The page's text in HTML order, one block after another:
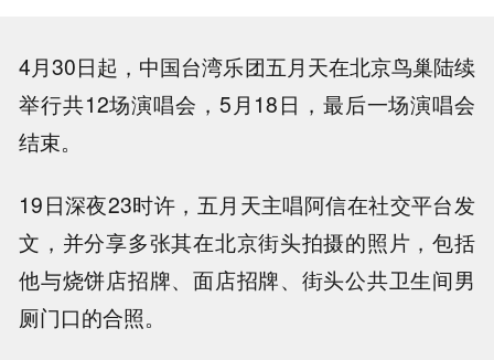
4月30日起，中国台湾乐团五月天在北京鸟巢陆续
举行共12场演唱会，5月18日，最后一场演唱会
结束。
19日深夜23时许，五月天主唱阿信在社交平台发
文，并分享多张其在北京街头拍摄的照片，包括
他与烧饼店招牌、面店招牌、街头公共卫生间男
厕门口的合照。